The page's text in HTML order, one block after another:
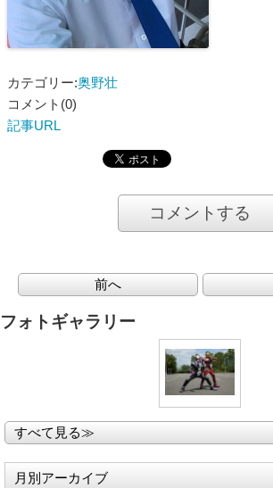
カテゴリー:奥野壮
コメント(0)
記事URL
コメントする
前へ
フォトギャラリー
すべて見る≫
月別アーカイブ